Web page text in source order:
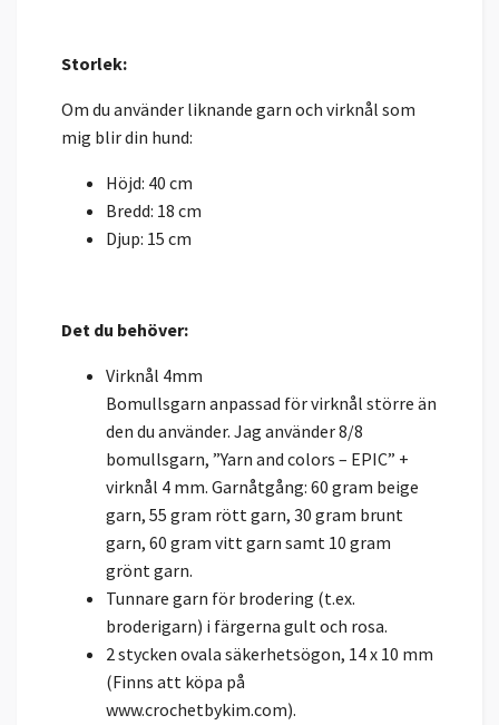
Storlek:
Om du använder liknande garn och virknål som
mig blir din hund:
Höjd: 40 cm
Bredd: 18 cm
Djup: 15 cm
Det du behöver:
Virknål 4mm
Bomullsgarn anpassad för virknål större än
den du använder. Jag använder 8/8
bomullsgarn, ”Yarn and colors – EPIC” +
virknål 4 mm. Garnåtgång: 60 gram beige
garn, 55 gram rött garn, 30 gram brunt
garn, 60 gram vitt garn samt 10 gram
grönt garn.
Tunnare garn för brodering (t.ex.
broderigarn) i färgerna gult och rosa.
2 stycken ovala säkerhetsögon, 14 x 10 mm
(Finns att köpa på
www.crochetbykim.com).